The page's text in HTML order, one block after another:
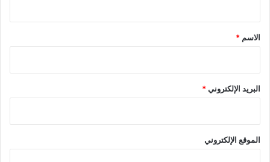
*
الاسم *
البريد الإلكتروني*
الموقع الإلكتروني